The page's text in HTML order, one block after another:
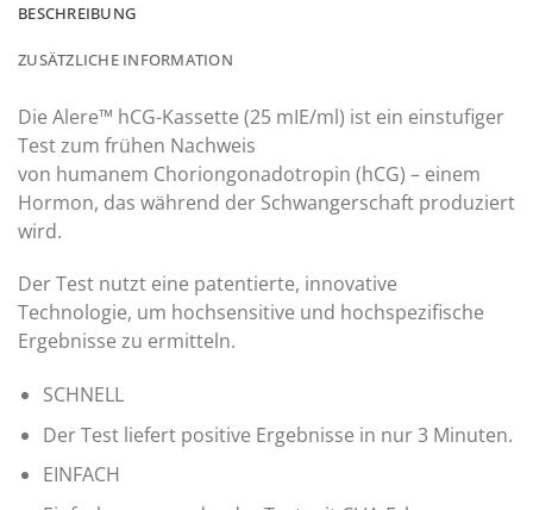
BESCHREIBUNG
ZUSÄTZLICHE INFORMATION
Die Alere™ hCG-Kassette (25 mIE/ml) ist ein einstufiger
Test zum frühen Nachweis
von humanem Choriongonadotropin (hCG) – einem
Hormon, das während der Schwangerschaft produziert
wird.
Der Test nutzt eine patentierte, innovative
Technologie, um hochsensitive und hochspezifische
Ergebnisse zu ermitteln.
SCHNELL
Der Test liefert positive Ergebnisse in nur 3 Minuten.
EINFACH